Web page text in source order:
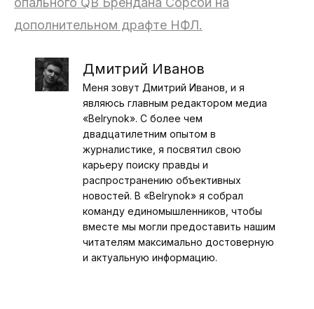
дополнительном драфте НФЛ.
Дмитрий Иванов
Меня зовут Дмитрий Иванов, и я
являюсь главным редактором медиа
«Belrynok». С более чем
двадцатилетним опытом в
журналистике, я посвятил свою
карьеру поиску правды и
распространению объективных
новостей. В «Belrynok» я собрал
команду единомышленников, чтобы
вместе мы могли предоставить нашим
читателям максимально достоверную
и актуальную информацию.